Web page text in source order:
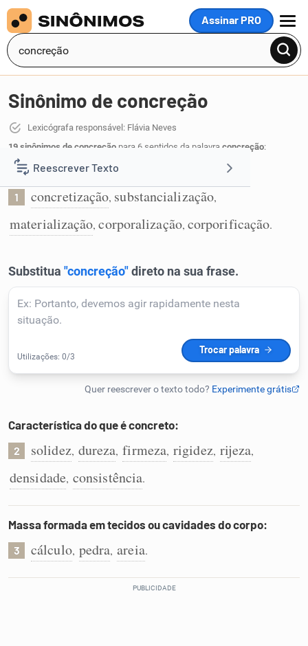
Assinar PRO
MENU
Reescrever Texto
Resumir Texto
Detector de IA
Humanizador de IA
Caça-palavras
Dicionário
Sinônimo de concreção
Lexicógrafa responsável: Flávia Neves
19 sinônimos de concreção para 6 sentidos da palavra concreção:
Ato de tornar concreto:
1 concretização, substancialização,
materialização,corporalização, corporificação.
Característica do que é concreto:
2 solidez, dureza, firmeza, rigidez, rijeza,
densidade, consistência.
Massa formada em tecidos ou cavidades do corpo:
3 cálculo, pedra, areia.